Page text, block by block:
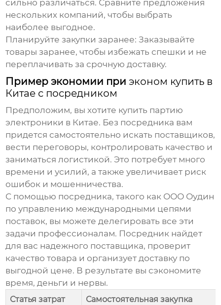
сильно различаться. Сравните предложения
нескольких компаний, чтобы выбрать
наиболее выгодное.
Планируйте закупки заранее: Заказывайте
товары заранее, чтобы избежать спешки и не
переплачивать за срочную доставку.
Пример экономии приэконом купить в
Китае с посредником
Предположим, вы хотите купить партию
электроники в Китае. Без посредника вам
придется самостоятельно искать поставщиков,
вести переговоры, контролировать качество и
заниматься логистикой. Это потребует много
времени и усилий, а также увеличивает риск
ошибок и мошенничества.
С помощью посредника, такого как ООО Оудин
по управлению международными цепями
поставок, вы можете делегировать все эти
задачи профессионалам. Посредник найдет
для вас надежного поставщика, проверит
качество товара и организует доставку по
выгодной цене. В результате вы сэкономите
время, деньги и нервы.
Статья затрат Самостоятельная закупка